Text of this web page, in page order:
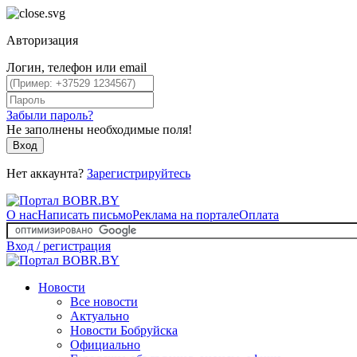
Авторизация
Логин, телефон или email
Забыли пароль?
Не заполнены необходимые поля!
Вход
Нет аккаунта? Зарегистрируйтесь
О насНаписать письмоРеклама на порталеОплата
Вход / регистрация
Новости
Все новости
Актуально
Новости Бобруйска
Официально